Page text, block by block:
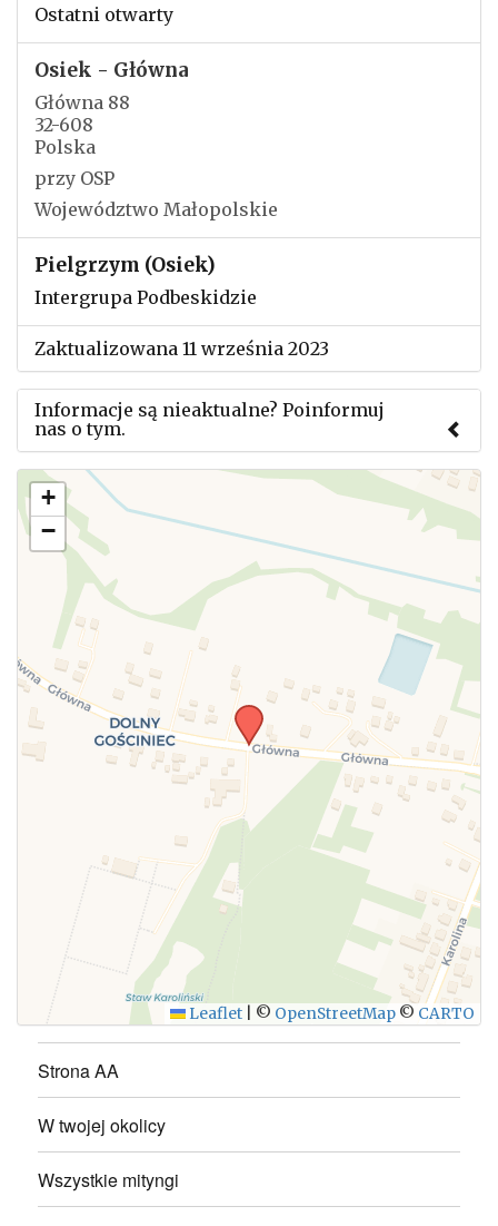
Ostatni otwarty
Osiek - Główna
Główna 88
32-608
Polska
przy OSP
Województwo Małopolskie
Pielgrzym (Osiek)
Intergrupa Podbeskidzie
Zaktualizowana 11 września 2023
Informacje są nieaktualne? Poinformuj
nas o tym.
Użyj tego formularza aby przesłać informację o
zmianach w powyższym mityngu.
+
−
Leaflet © OpenStreetMap © CARTO
Strona AA
W twojej okolicy
Wszystkie mityngi